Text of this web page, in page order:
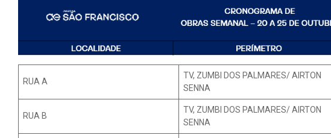
RUA A
TV, ZUMBI DOS PALMARES/ AIRTON
SENNA
RUA B
TV, ZUMBI DOS PALMARES/ AIRTON
SENNA